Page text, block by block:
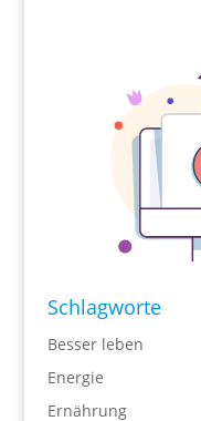
Schlagworte
Besser leben
Energie
Ernährung